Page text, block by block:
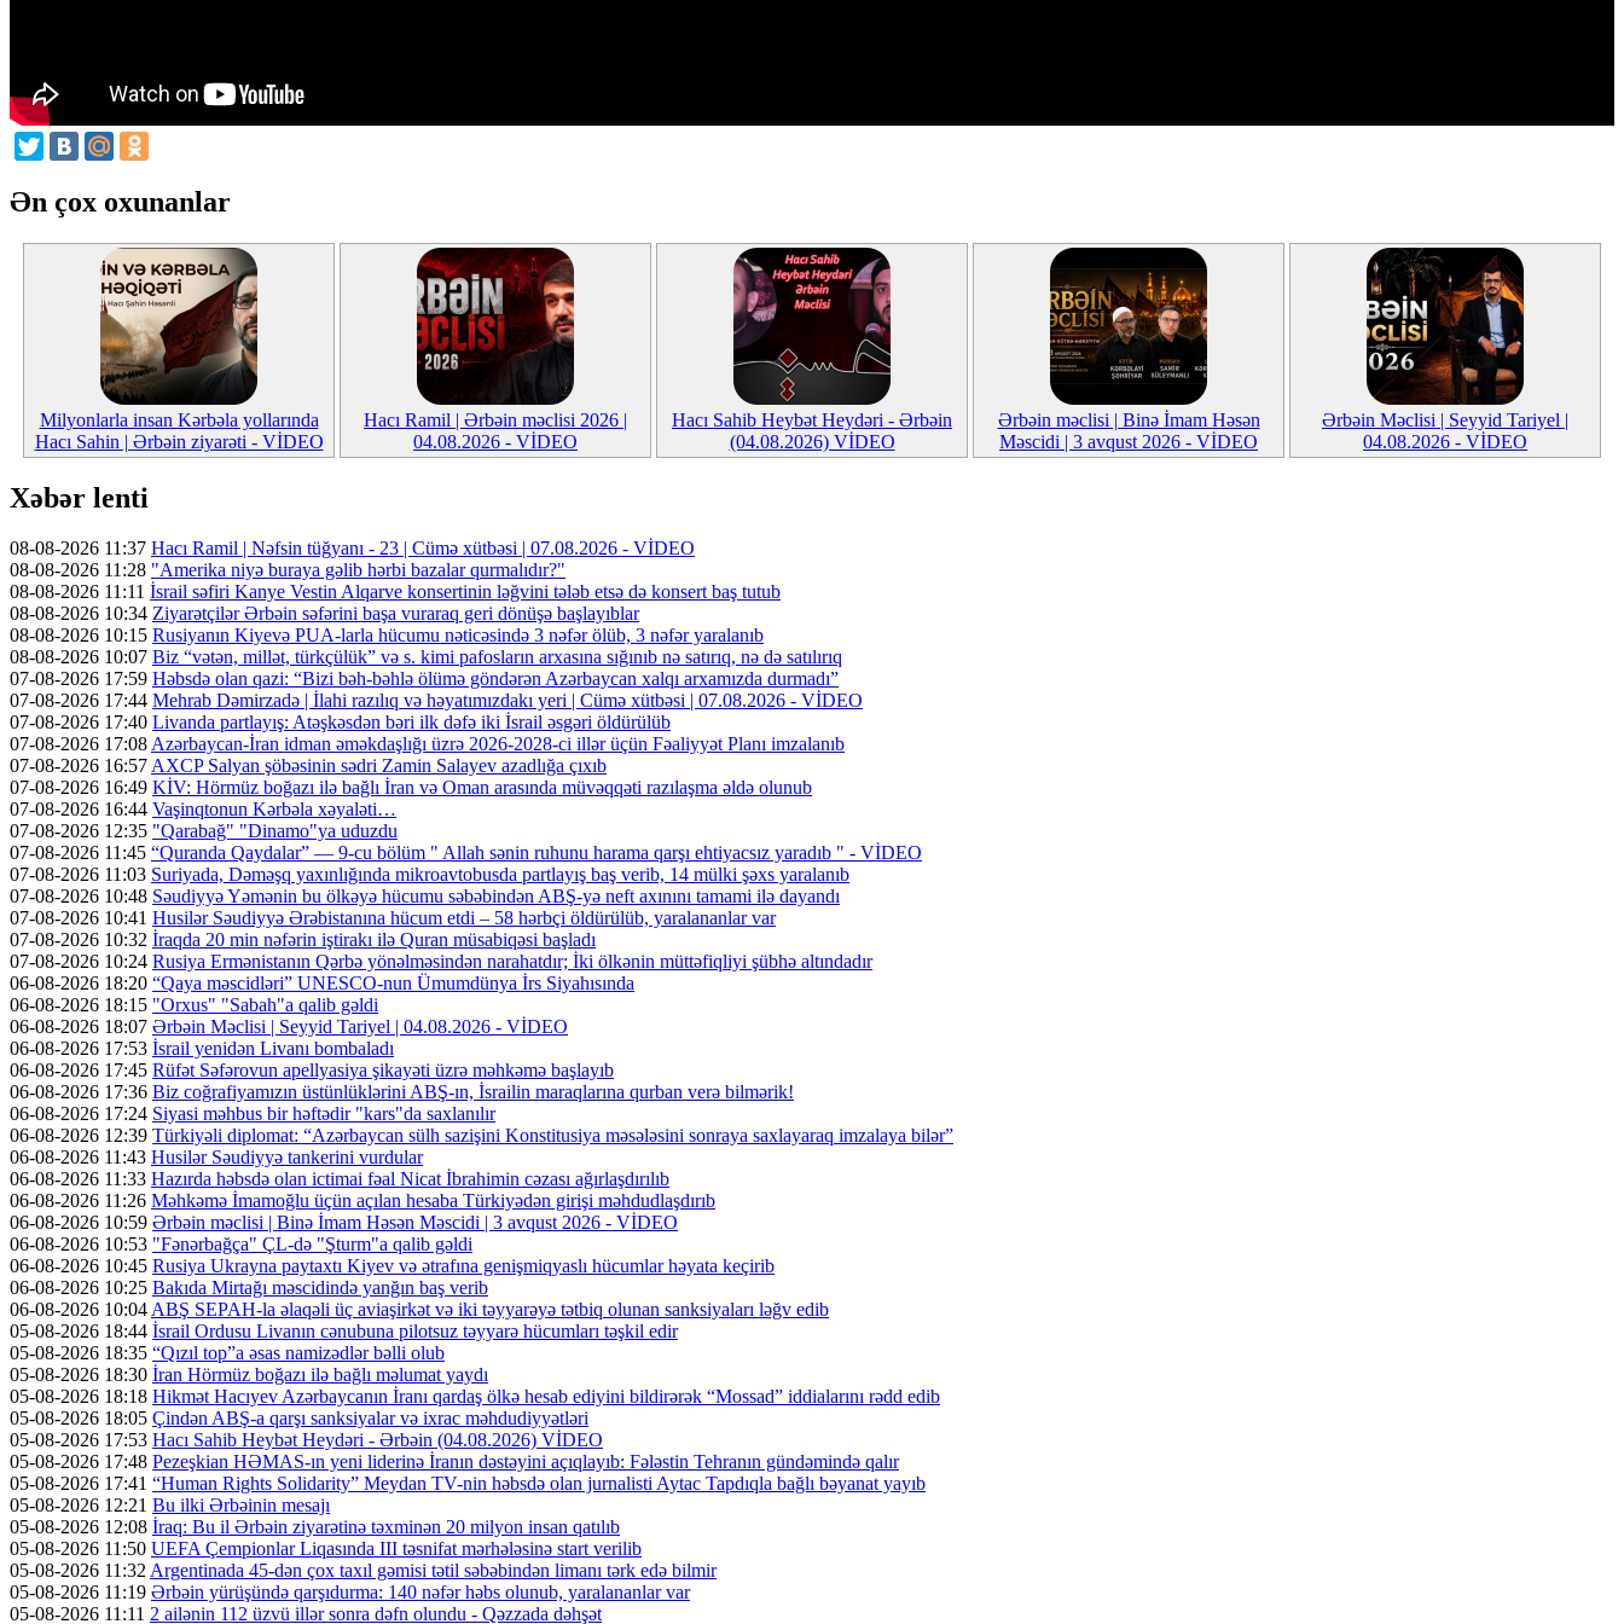
Ən çox oxunanlar
Milyonlarla insan Kərbəla yollarında
Hacı Sahin | Ərbəin ziyarəti - VİDEO
Hacı Ramil | Ərbəin məclisi 2026 |
04.08.2026 - VİDEO
Hacı Sahib Heybət Heydəri - Ərbəin
(04.08.2026) VİDEO
Ərbəin məclisi | Binə İmam Həsən
Məscidi | 3 avqust 2026 - VİDEO
Ərbəin Məclisi | Seyyid Tariyel |
04.08.2026 - VİDEO
Xəbər lenti
08-08-2026 11:37 Hacı Ramil | Nəfsin tüğyanı - 23 | Cümə xütbəsi | 07.08.2026 - VİDEO
08-08-2026 11:28 "Amerika niyə buraya gəlib hərbi bazalar qurmalıdır?"
08-08-2026 11:11 İsrail səfiri Kanye Vestin Alqarve konsertinin ləğvini tələb etsə də konsert baş tutub
08-08-2026 10:34 Ziyarətçilər Ərbəin səfərini başa vuraraq geri dönüşə başlayıblar
08-08-2026 10:15 Rusiyanın Kiyevə PUA-larla hücumu nəticəsində 3 nəfər ölüb, 3 nəfər yaralanıb
08-08-2026 10:07 Biz “vətən, millət, türkçülük” və s. kimi pafosların arxasına sığınıb nə satırıq, nə də satılırıq
07-08-2026 17:59 Həbsdə olan qazi: “Bizi bəh-bəhlə ölümə göndərən Azərbaycan xalqı arxamızda durmadı”
07-08-2026 17:44 Mehrab Dəmirzadə | İlahi razılıq və həyatımızdakı yeri | Cümə xütbəsi | 07.08.2026 - VİDEO
07-08-2026 17:40 Livanda partlayış: Atəşkəsdən bəri ilk dəfə iki İsrail əsgəri öldürülüb
07-08-2026 17:08Azərbaycan-İran idman əməkdaşlığı üzrə 2026-2028-ci illər üçün Fəaliyyət Planı imzalanıb
07-08-2026 16:57AXCP Salyan şöbəsinin sədri Zamin Salayev azadlığa çıxıb
07-08-2026 16:49 KİV: Hörmüz boğazı ilə bağlı İran və Oman arasında müvəqqəti razılaşma əldə olunub
07-08-2026 16:44 Vaşinqtonun Kərbəla xəyaləti…
07-08-2026 12:35 "Qarabağ" "Dinamo"ya uduzdu
07-08-2026 11:45 “Quranda Qaydalar” — 9-cu bölüm " Allah sənin ruhunu harama qarşı ehtiyacsız yaradıb " - VİDEO
07-08-2026 11:03 Suriyada, Dəməşq yaxınlığında mikroavtobusda partlayış baş verib, 14 mülki şəxs yaralanıb
07-08-2026 10:48 Səudiyyə Yəmənin bu ölkəyə hücumu səbəbindən ABŞ-yə neft axınını tamami ilə dayandı
07-08-2026 10:41 Husilər Səudiyyə Ərəbistanına hücum etdi – 58 hərbçi öldürülüb, yaralananlar var
07-08-2026 10:32 İraqda 20 min nəfərin iştirakı ilə Quran müsabiqəsi başladı
07-08-2026 10:24 Rusiya Ermənistanın Qərbə yönəlməsindən narahatdır; İki ölkənin müttəfiqliyi şübhə altındadır
06-08-2026 18:20 “Qaya məscidləri” UNESCO-nun Ümumdünya İrs Siyahısında
06-08-2026 18:15 "Orxus" "Sabah"a qalib gəldi
06-08-2026 18:07 Ərbəin Məclisi | Seyyid Tariyel | 04.08.2026 - VİDEO
06-08-2026 17:53 İsrail yenidən Livanı bombaladı
06-08-2026 17:45 Rüfət Səfərovun apellyasiya şikayəti üzrə məhkəmə başlayıb
06-08-2026 17:36 Biz coğrafiyamızın üstünlüklərini ABŞ-ın, İsrailin maraqlarına qurban verə bilmərik!
06-08-2026 17:24 Siyasi məhbus bir həftədir "kars"da saxlanılır
06-08-2026 12:39 Türkiyəli diplomat: “Azərbaycan sülh sazişini Konstitusiya məsələsini sonraya saxlayaraq imzalaya bilər”
06-08-2026 11:43 Husilər Səudiyyə tankerini vurdular
06-08-2026 11:33 Hazırda həbsdə olan ictimai fəal Nicat İbrahimin cəzası ağırlaşdırılıb
06-08-2026 11:26 Məhkəmə İmamoğlu üçün açılan hesaba Türkiyədən girişi məhdudlaşdırıb
06-08-2026 10:59 Ərbəin məclisi | Binə İmam Həsən Məscidi | 3 avqust 2026 - VİDEO
06-08-2026 10:53 "Fənərbağça" ÇL-də "Şturm"a qalib gəldi
06-08-2026 10:45 Rusiya Ukrayna paytaxtı Kiyev və ətrafına genişmiqyaslı hücumlar həyata keçirib
06-08-2026 10:25 Bakıda Mirtağı məscidində yanğın baş verib
06-08-2026 10:04ABŞ SEPAH-la əlaqəli üç aviaşirkət və iki təyyarəyə tətbiq olunan sanksiyaları ləğv edib
05-08-2026 18:44 İsrail Ordusu Livanın cənubuna pilotsuz təyyarə hücumları təşkil edir
05-08-2026 18:35 “Qızıl top”a əsas namizədlər bəlli olub
05-08-2026 18:30 İran Hörmüz boğazı ilə bağlı məlumat yaydı
05-08-2026 18:18 Hikmət Hacıyev Azərbaycanın İranı qardaş ölkə hesab ediyini bildirərək “Mossad” iddialarını rədd edib
05-08-2026 18:05 Çindən ABŞ-a qarşı sanksiyalar və ixrac məhdudiyyətləri
05-08-2026 17:53 Hacı Sahib Heybət Heydəri - Ərbəin (04.08.2026) VİDEO
05-08-2026 17:48 Pezeşkian HƏMAS-ın yeni liderinə İranın dəstəyini açıqlayıb: Fələstin Tehranın gündəmində qalır
05-08-2026 17:41 “Human Rights Solidarity” Meydan TV-nin həbsdə olan jurnalisti Aytac Tapdıqla bağlı bəyanat yayıb
05-08-2026 12:21 Bu ilki Ərbəinin mesajı
05-08-2026 12:08 İraq: Bu il Ərbəin ziyarətinə təxminən 20 milyon insan qatılıb
05-08-2026 11:50 UEFA Çempionlar Liqasında III təsnifat mərhələsinə start verilib
05-08-2026 11:32Argentinada 45-dən çox taxıl gəmisi tətil səbəbindən limanı tərk edə bilmir
05-08-2026 11:19 Ərbəin yürüşündə qarşıdurma: 140 nəfər həbs olunub, yaralananlar var
05-08-2026 11:11 2 ailənin 112 üzvü illər sonra dəfn olundu - Qəzzada dəhşət